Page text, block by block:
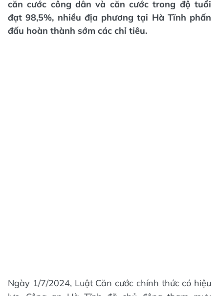
căn cước công dân và căn cước trong độ tuổi
đạt 98,5%, nhiều địa phương tại Hà Tĩnh phấn
đấu hoàn thành sớm các chỉ tiêu.
Ngày 1/7/2024, Luật Căn cước chính thức có hiệu